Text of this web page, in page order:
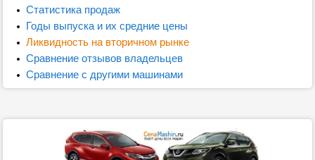
Статистика продаж
Годы выпуска и их средние цены
Ликвидность на вторичном рынке
Сравнение отзывов владельцев
Сравнение с другими машинами